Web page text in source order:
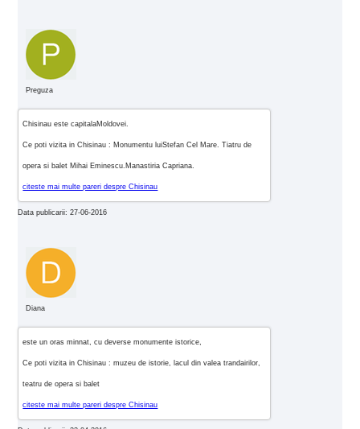
Preguza
Chisinau este capitalaMoldovei.
Ce poti vizita in Chisinau : Monumentu luiStefan Cel Mare. Tiatru de
opera si balet Mihai Eminescu.Manastiria Capriana.
citeste mai multe pareri despre Chisinau
Data publicarii: 27-06-2016
Diana
este un oras minnat, cu deverse monumente istorice,
Ce poti vizita in Chisinau : muzeu de istorie, lacul din valea trandairilor,
teatru de opera si balet
citeste mai multe pareri despre Chisinau